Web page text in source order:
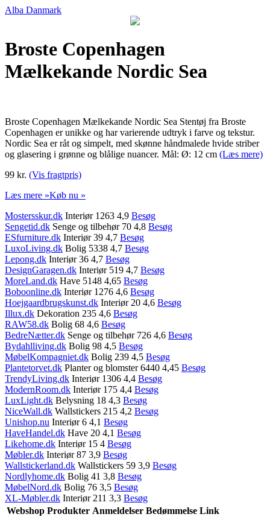
Alba Danmark
Broste Copenhagen
Mælkekande Nordic Sea
Broste Copenhagen Mælkekande Nordic Sea Stentøj fra Broste
Copenhagen er unikke og har varierende udtryk i farve og tekstur.
Nordic Sea er råt og simpelt, med skønne håndmalede hvide striber
og glasering i grønne og blålige nuancer. Mål: Ø: 12 cm (Læs mere)
99 kr. (Vis fragtpris)
Læs mere »Køb nu »
Mostersskur.dk Interiør 1263 4,9 Besøg
Sengetid.dk Senge og tilbehør 70 4,8 Besøg
ESfurniture.dk Interiør 39 4,7 Besøg
LuxoLiving.dk Bolig 5338 4,7 Besøg
Lepong.dk Interiør 36 4,7 Besøg
DesignGaragen.dk Interiør 519 4,7 Besøg
MoreLand.dk Have 5148 4,65 Besøg
Boboonline.dk Interiør 1276 4,6 Besøg
Hoejgaardbrugskunst.dk Interiør 20 4,6 Besøg
Illux.dk Dekoration 235 4,6 Besøg
RAW58.dk Bolig 68 4,6 Besøg
BedreNætter.dk Senge og tilbehør 726 4,6 Besøg
Bydahlliving.dk Bolig 98 4,5 Besøg
MøbelKompagniet.dk Bolig 239 4,5 Besøg
Plantetorvet.dk Planter og blomster 6440 4,45 Besøg
TrendyLiving.dk Interiør 1306 4,4 Besøg
ModernRoom.dk Interiør 175 4,4 Besøg
LuxLight.dk Belysning 18 4,3 Besøg
NiceWall.dk Wallstickers 215 4,2 Besøg
Unishop.nu Interiør 6 4,1 Besøg
HaveHandel.dk Have 20 4,1 Besøg
Likehome.dk Interiør 15 4 Besøg
Møbler.dk Interiør 87 3,9 Besøg
Wallstickerland.dk Wallstickers 59 3,9 Besøg
Nordlyhome.dk Bolig 41 3,8 Besøg
MøbelNord.dk Bolig 76 3,5 Besøg
XL-Møbler.dk Interiør 211 3,3 Besøg
Webshop Produkter Anmeldelser Bedømmelse Link